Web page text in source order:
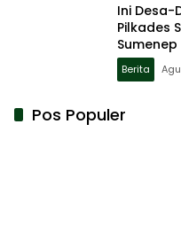
Ini Desa-
Pilkades
Sumenep
Berita
Pos Populer